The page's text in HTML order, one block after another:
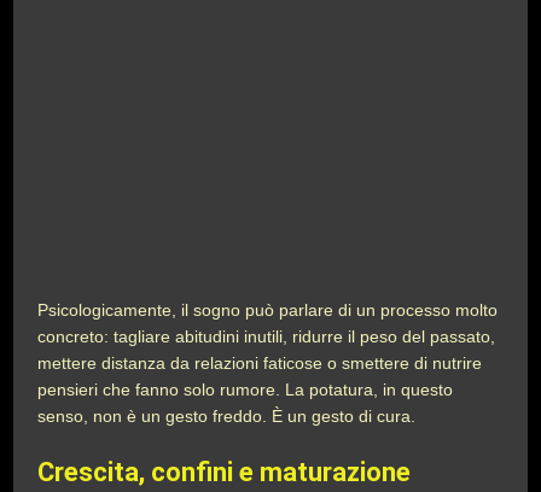
Psicologicamente, il sogno può parlare di un processo molto
concreto: tagliare abitudini inutili, ridurre il peso del passato,
mettere distanza da relazioni faticose o smettere di nutrire
pensieri che fanno solo rumore. La potatura, in questo
senso, non è un gesto freddo. È un gesto di cura.
Crescita, confini e maturazione